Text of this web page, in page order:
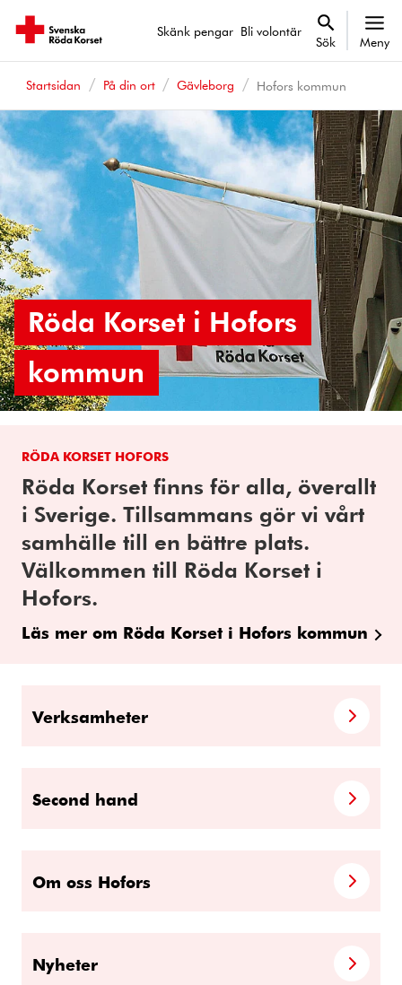
Skänk pengar Bli volontär
Sök Meny
Startsidan På din ort Gävleborg Hofors kommun
Röda Korset i Hofors
kommun
RÖDA KORSET HOFORS
Röda Korset finns för alla, överallt
i Sverige. Tillsammans gör vi vårt
samhälle till en bättre plats.
Välkommen till Röda Korset i
Hofors.
Läs mer om Röda Korset i Hofors kommun
Verksamheter
Second hand
Om oss Hofors
Nyheter